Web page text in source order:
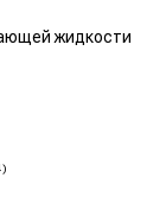
жидкости